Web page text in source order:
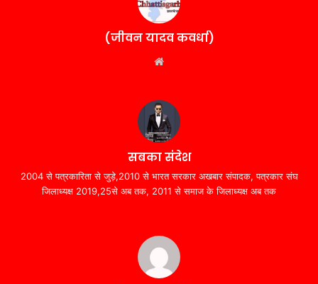
(जीवन यादव कवर्धा)
सबका संदेश
2004 से पत्रकारिता से जुड़े,2010 से भारत सरकार अखबार संपादक, पत्रकार संघ
जिलाध्यक्ष 2019,25से अब तक, 2011 से समाज के जिलाध्यक्ष अब तक